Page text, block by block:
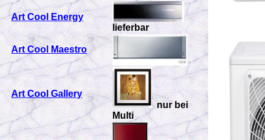
Art Cool Energy
lieferbar
Art Cool Maestro
Art Cool Gallery
nur bei
Multi